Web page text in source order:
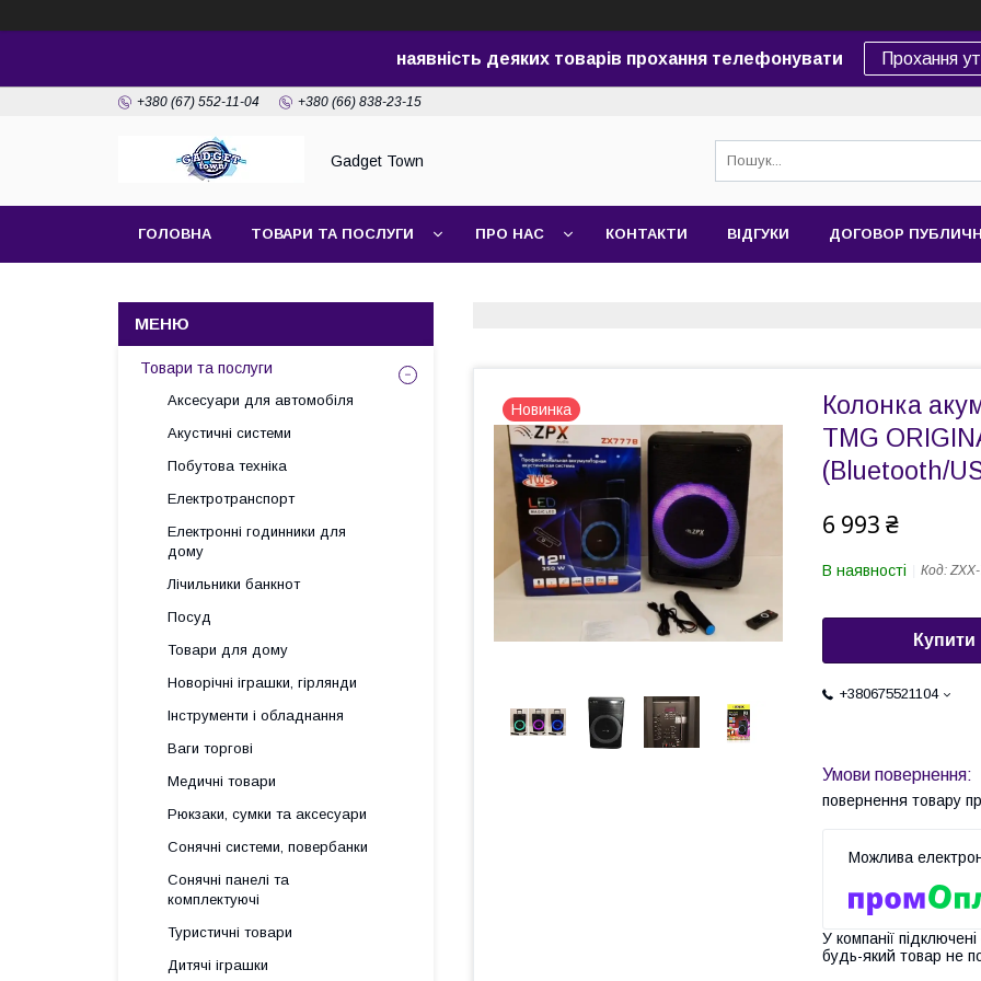
наявність деяких товарів прохання телефонувати Прохання
+380 (67) 552-11-04 +380 (66) 838-23-15
Gadget Town
ГОЛОВНА ТОВАРИ ТА ПОСЛУГИ ПРО НАС КОНТАКТИ ВІДГУКИ ДОГОВОР
Новинка
Колонка
TMG
(Bluetooth/
6 993 ₴
В наявності Код:
Купити
+380675521104
повернення товару
У компанії
будь-який товар не
Товари та послуги
Аксесуари для автомобіля
Акустичні системи
Побутова техніка
Електротранспорт
Електронні годинники для
дому
Лічильники банкнот
Посуд
Товари для дому
Новорічні іграшки, гірлянди
Інструменти і обладнання
Ваги торгові
Медичні товари
Рюкзаки, сумки та аксесуари
Сонячні системи, повербанки
Сонячні панелі та
комплектуючі
Туристичні товари
Дитячі іграшки